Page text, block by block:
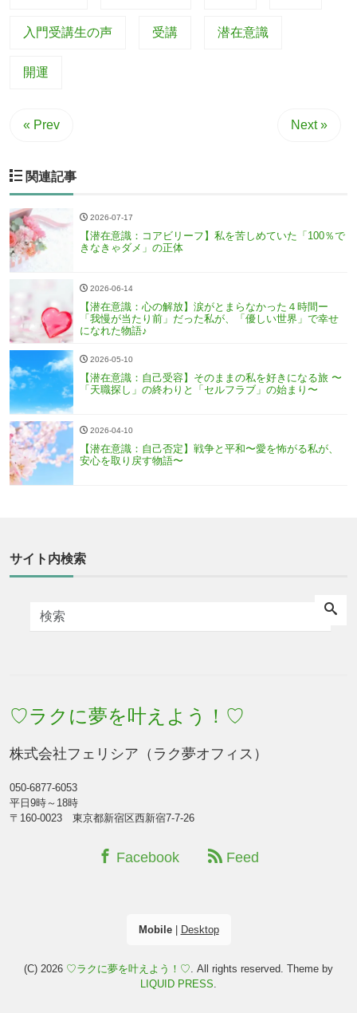
入門受講生の声 受講 潜在意識
開運
« Prev Next »
関連記事
2026-07-17
【潜在意識：コアビリーフ】私を苦しめていた「100％で
きなきゃダメ」の正体
2026-06-14
【潜在意識：心の解放】涙がとまらなかった４時間ー
「我慢が当たり前」だった私が、「優しい世界」で幸せ
になれた物語♪
2026-05-10
【潜在意識：自己受容】そのままの私を好きになる旅 〜
「天職探し」の終わりと「セルフラブ」の始まり〜
2026-04-10
【潜在意識：自己否定】戦争と平和〜愛を怖がる私が、
安心を取り戻す物語〜
サイト内検索
♡ラクに夢を叶えよう！♡
株式会社フェリシア（ラク夢オフィス）
050-6877-6053
平日9時～18時
〒160-0023 東京都新宿区西新宿7-7-26
Facebook Feed
Mobile| Desktop
(C) 2026 ♡ラクに夢を叶えよう！♡. All rights reserved. Theme by
LIQUID PRESS.